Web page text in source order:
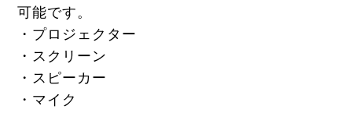
可能です。
・プロジェクター
・スクリーン
・スピーカー
・マイク